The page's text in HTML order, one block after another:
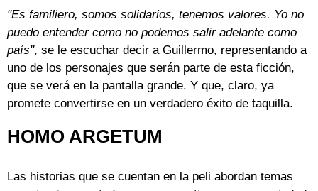
"Es familiero, somos solidarios, tenemos valores. Yo no
puedo entender como no podemos salir adelante como
país", se le escuchar decir a Guillermo, representando a
uno de los personajes que serán parte de esta ficción,
que se verá en la pantalla grande. Y que, claro, ya
promete convertirse en un verdadero éxito de taquilla.
HOMO ARGETUM
Las historias que se cuentan en la peli abordan temas